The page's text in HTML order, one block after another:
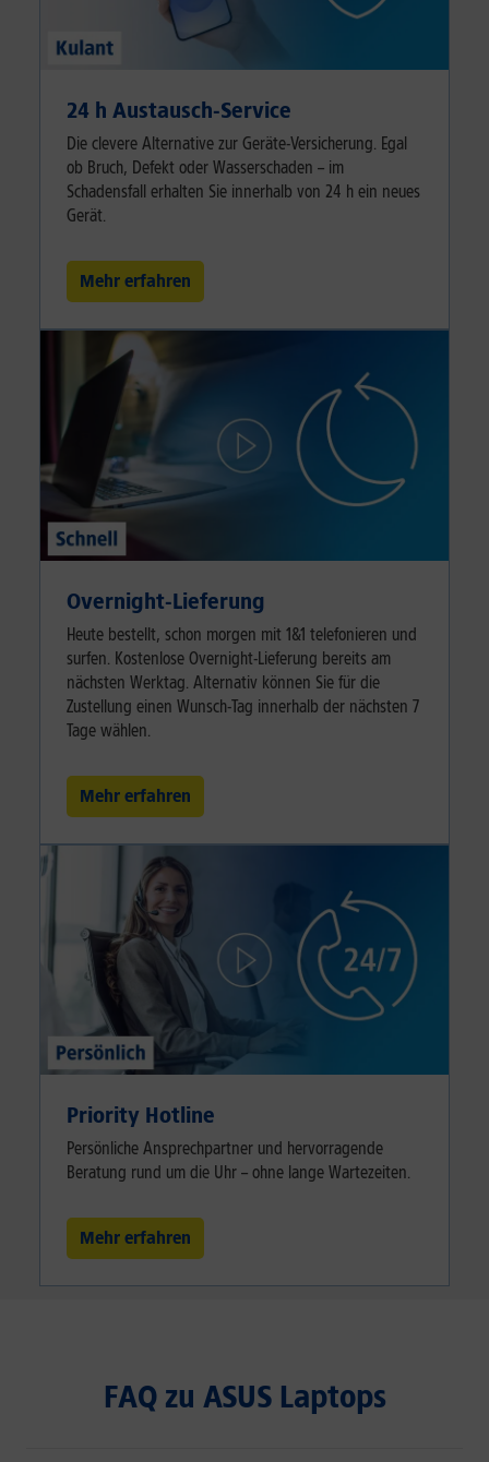
24 h Austausch-Service
Die clevere Alternative zur Geräte-Versicherung. Egal
ob Bruch, Defekt oder Wasserschaden – im
Schadensfall erhalten Sie innerhalb von 24 h ein neues
Gerät.
Mehr erfahren
Overnight-Lieferung
Heute bestellt, schon morgen mit 1&1 telefonieren und
surfen. Kostenlose Overnight-Lieferung bereits am
nächsten Werktag. Alternativ können Sie für die
Zustellung einen Wunsch-Tag innerhalb der nächsten 7
Tage wählen.
Mehr erfahren
Priority Hotline
Persönliche Ansprechpartner und hervorragende
Beratung rund um die Uhr – ohne lange Wartezeiten.
Mehr erfahren
FAQ zu ASUS Laptops